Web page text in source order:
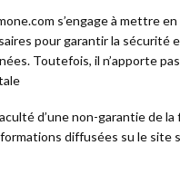
s’engage à mettre
pour garantir la sécurité
Toutefois, il n’apporte
d’une non-garantie de
diffusées su le site